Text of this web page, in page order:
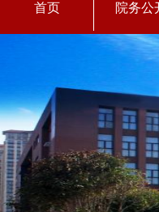
首页 院务公